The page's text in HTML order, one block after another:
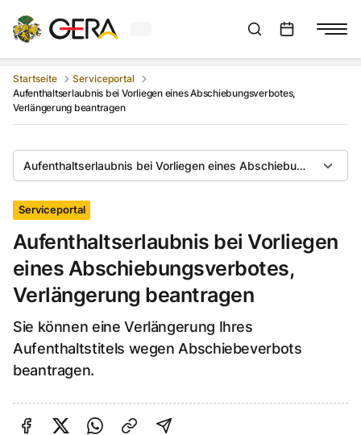
Aktuelles Wetter in GeraSuchleiste anzeigen
Startseite
Serviceportal
Aufenthaltserlaubnis bei Vorliegen eines Abschiebungsverbotes,
Verlängerung beantragen
Aufenthaltserlaubnis bei Vorliegen eines
Serviceportal
Aufenthaltserlaubnis bei Vorliegen
eines Abschiebungsverbotes,
Verlängerung beantragen
Sie können eine Verlängerung Ihres
Aufenthaltstitels wegen Abschiebeverbots
beantragen.